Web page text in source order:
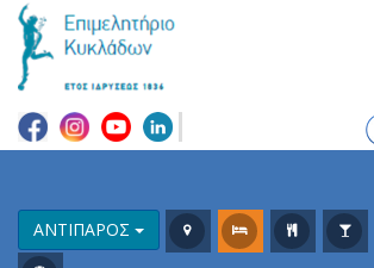
ΑΝΤΙΠΑΡΟΣ